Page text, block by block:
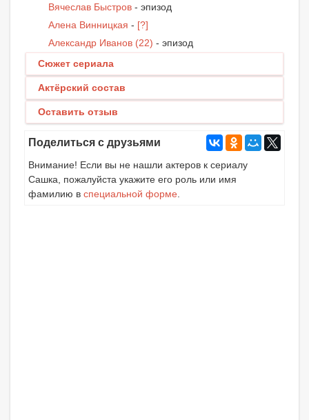
Вячеслав Быстров - эпизод
Алена Винницкая - [?]
Александр Иванов (22) - эпизод
Сюжет сериала
Актёрский состав
Оставить отзыв
Поделиться с друзьями
Внимание! Если вы не нашли актеров к сериалу
Сашка, пожалуйста укажите его роль или имя
фамилию в специальной форме